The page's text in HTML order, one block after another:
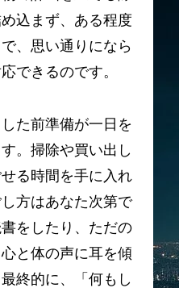
込まず、ある程度
、思い通りになら
できるのです。
た前準備が一日を
。掃除や買い出し
る時間を手に入れ
方はあなた次第で
をしたり、ただの
と体の声に耳を傾
終的に、「何もし